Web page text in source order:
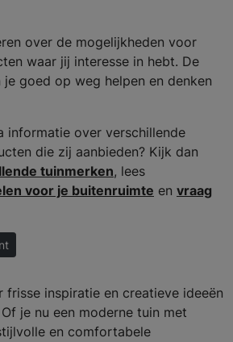
over de mogelijkheden voor
waar jij interesse in hebt. De
je goed op weg helpen en denken
informatie over verschillende
die zij aanbieden? Kijk dan
tuinmerken, lees
voor je buitenruimte en vraag
frisse inspiratie en creatieve ideeën
je nu een moderne tuin met
en comfortabele